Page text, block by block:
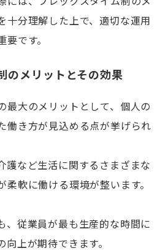
十分理解した上で、適切な運用
です。
のメリットとその効果
最大のメリットとして、個人の
働き方が見込める点が挙げられ
護など生活に関するさまざまな
軟に働ける環境が整います。
、従業員が最も生産的な時間に
上が期待できます。